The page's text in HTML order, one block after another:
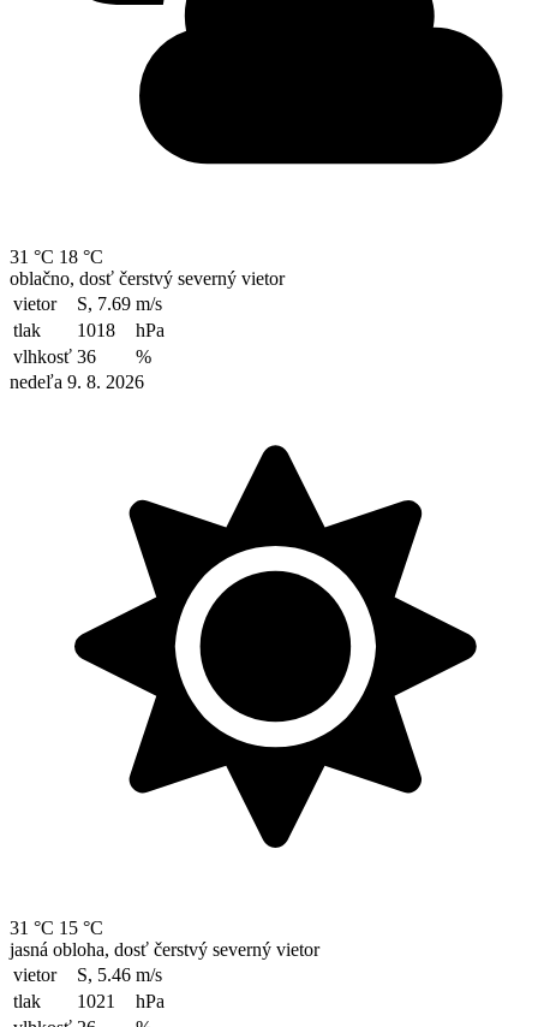
31 °C 18 °C
oblačno, dosť čerstvý severný vietor
vietor
S, 7.69 m/s
tlak
1018
hPa
vlhkosť 36
%
nedeľa 9. 8. 2026
31 °C 15 °C
jasná obloha, dosť čerstvý severný vietor
vietor
S, 5.46 m/s
tlak
1021
hPa